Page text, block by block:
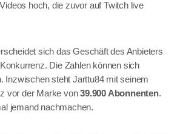
hoch, die zuvor auf Twitch live
sich das Geschäft des Anbieters
Die Zahlen können sich
Inzwischen steht Jarttu84 mit seinem
vor der Marke von39.900 Abonnenten.
jemand nachmachen.